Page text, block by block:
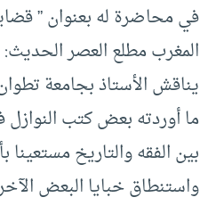
في محاضرة له بعنوان ”
المغرب مطلع العصر الحديث:
يناقش الأستاذ بجامعة
ما أوردته بعض كتب
بين الفقه والتاريخ مستعينا
واستنطاق خبايا البعض